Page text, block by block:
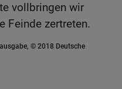
vollbringen wir
Feinde zertreten.
© 2018 Deutsche